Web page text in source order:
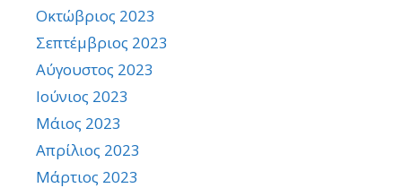
Οκτώβριος 2023
Σεπτέμβριος 2023
Αύγουστος 2023
Ιούνιος 2023
Μάιος 2023
Απρίλιος 2023
Μάρτιος 2023